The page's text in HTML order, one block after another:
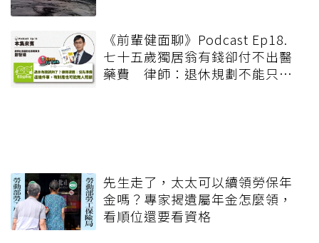
《前輩健面聊》Podcast Ep18.
七十五歲獨居翁有錢卻付不出醫
藥費 律師：退休規劃不能只有
先生走了，太太可以續領勞保年
金嗎？專家揭遺屬年金怎麼領，
看順位還要看資格